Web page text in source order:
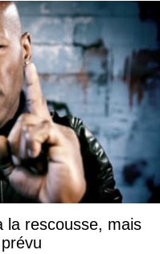
la rescousse, mais